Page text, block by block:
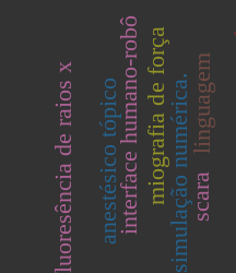
scara
simulação numérica.
miografia de força
interface humano-robô
anestésico tópico
fluoresência de raios x linguagem